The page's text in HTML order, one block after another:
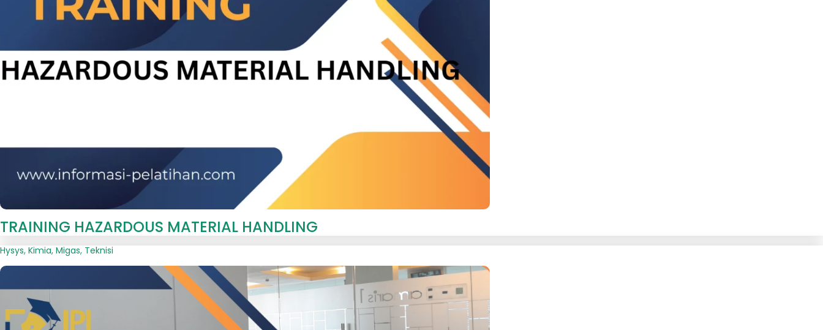
TRAINING HAZARDOUS MATERIAL HANDLING
Hysys, Kimia, Migas, Teknisi